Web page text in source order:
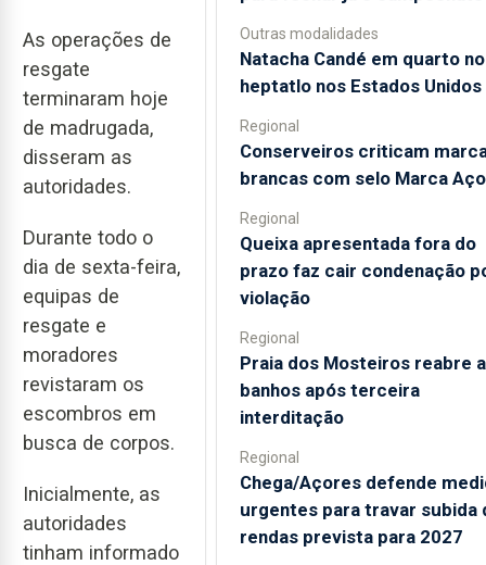
As operações de
resgate
terminaram hoje
de madrugada,
disseram as
autoridades.
Durante todo o
dia de sexta-feira,
equipas de
resgate e
moradores
revistaram os
escombros em
busca de corpos.
Inicialmente, as
autoridades
tinham informado
Outras modalidades
Natacha Candé em quarto no
heptatlo nos Estados Unidos
Regional
Conserveiros criticam
brancas com selo Marca
Regional
Queixa apresentada fora do
prazo faz cair condenação
violação
Regional
Praia dos Mosteiros reabre a
banhos após terceira
interditação
Regional
Chega/Açores defende
urgentes para travar subida
rendas prevista para 2027